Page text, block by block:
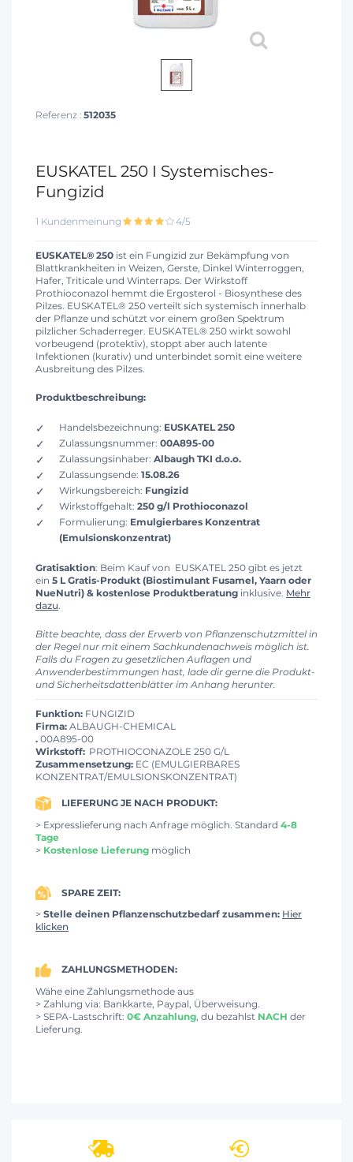
Referenz : 512035
EUSKATEL 250 I Systemisches-
Fungizid
1 Kundenmeinung 4/5
EUSKATEL® 250 ist ein Fungizid zur Bekämpfung von
Blattkrankheiten in Weizen, Gerste, Dinkel Winterroggen,
Hafer, Triticale und Winterraps. Der Wirkstoff
Prothioconazol hemmt die Ergosterol - Biosynthese des
Pilzes. EUSKATEL® 250 verteilt sich systemisch innerhalb
der Pflanze und schützt vor einem großen Spektrum
pilzlicher Schaderreger. EUSKATEL® 250 wirkt sowohl
vorbeugend (protektiv), stoppt aber auch latente
Infektionen (kurativ) und unterbindet somit eine weitere
Ausbreitung des Pilzes.
Produktbeschreibung:
Handelsbezeichnung: EUSKATEL 250
Zulassungsnummer: 00A895-00
Zulassungsinhaber: Albaugh TKI d.o.o.
Zulassungsende: 15.08.26
Wirkungsbereich: Fungizid
Wirkstoffgehalt: 250 g/l Prothioconazol
Formulierung: Emulgierbares Konzentrat
(Emulsionskonzentrat)
Gratisaktion: Beim Kauf von EUSKATEL 250 gibt es jetzt
ein 5 L Gratis-Produkt (Biostimulant Fusamel, Yaarn oder
NueNutri) & kostenlose Produktberatung inklusive. Mehr
dazu.
Bitte beachte, dass der Erwerb von Pflanzenschutzmittel in
der Regel nur mit einem Sachkundenachweis möglich ist.
Falls du Fragen zu gesetzlichen Auflagen und
Anwenderbestimmungen hast, lade dir gerne die Produkt-
und Sicherheitsdattenblätter im Anhang herunter.
Funktion: FUNGIZID
Firma: ALBAUGH-CHEMICAL
. 00A895-00
Wirkstoff: PROTHIOCONAZOLE 250 G/L
Zusammensetzung: EC (EMULGIERBARES
KONZENTRAT/EMULSIONSKONZENTRAT)
LIEFERUNG JE NACH PRODUKT:
> Expresslieferung nach Anfrage möglich. Standard 4-8
Tage
> Kostenlose Lieferung möglich
SPARE ZEIT:
> Stelle deinen Pflanzenschutzbedarf zusammen: Hier
klicken
ZAHLUNGSMETHODEN:
Wähe eine Zahlungsmethode aus
> Zahlung via: Bankkarte, Paypal, Überweisung.
> SEPA-Lastschrift: 0€ Anzahlung , du bezahlst NACH der
Lieferung.